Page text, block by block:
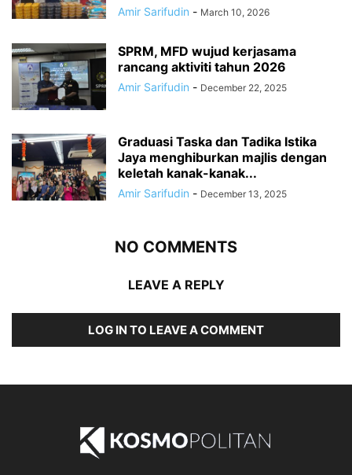
Amir Sarifudin - March 10, 2026
SPRM, MFD wujud kerjasama
rancang aktiviti tahun 2026
Amir Sarifudin - December 22, 2025
Graduasi Taska dan Tadika Istika
Jaya menghiburkan majlis dengan
keletah kanak-kanak...
Amir Sarifudin - December 13, 2025
NO COMMENTS
LEAVE A REPLY
LOG IN TO LEAVE A COMMENT